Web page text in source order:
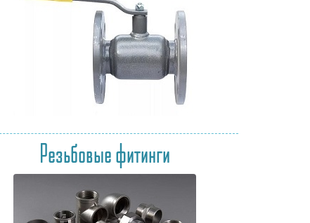
Резьбовые фитинги